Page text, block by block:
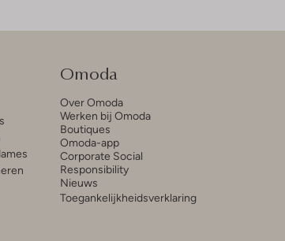
Omoda
Over Omoda
Werken bij Omoda
Boutiques
Omoda-app
Corporate Social
Responsibility
Nieuws
Toegankelijkheidsverklaring